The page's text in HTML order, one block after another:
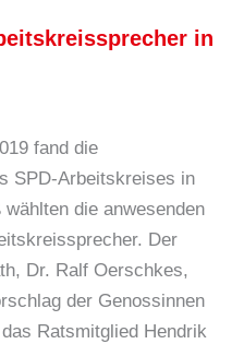
in
fand die
SPD-Arbeitskreises in
die anwesenden
Der
Dr. Ralf Oerschkes,
der Genossinnen
Ratsmitglied Hendrik